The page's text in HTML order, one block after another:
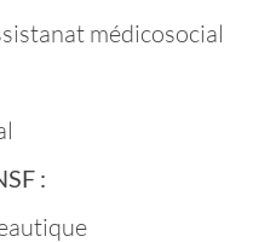
médicosocial
: